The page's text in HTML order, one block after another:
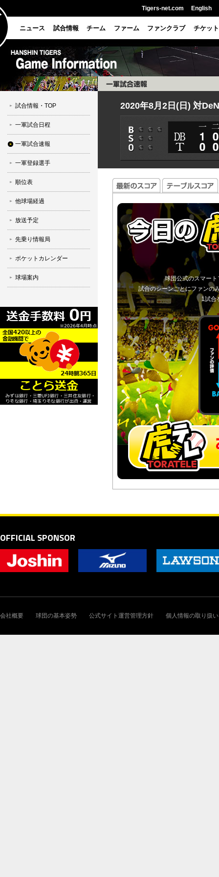
Tigers-net.com English
ニュース 試合情報 チーム ファーム ファンクラブ チケット
試合情報・TOP
一軍試合日程
一軍試合速報
一軍登録選手
順位表
他球場経過
放送予定
先乗り情報局
ポケットカレンダー
球場案内
2020年8月2日(日) 対
球団公式のスマー
試合のシーンごとにファンの
1試合
OFFICIAL SPONSOR
会社概要 球団の基本姿勢 公式サイト運営管理方針 個人情報の取り扱い